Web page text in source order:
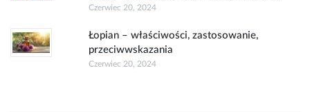
Czerwiec 20, 2024
Łopian – właściwości, zastosowanie,
przeciwwskazania
Czerwiec 20, 2024